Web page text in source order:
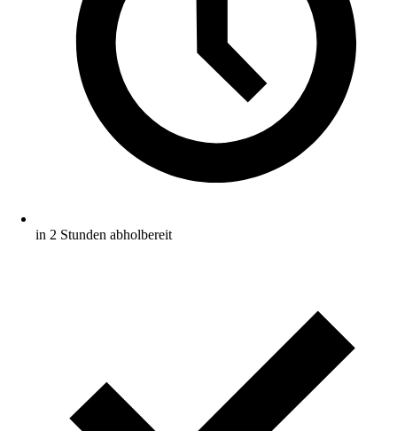
in 2 Stunden abholbereit